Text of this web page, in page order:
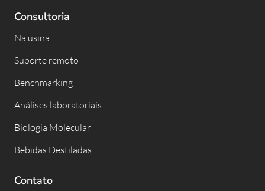
Consultoria
Na usina
Suporte remoto
Benchmarking
Análises laboratoriais
Biologia Molecular
Bebidas Destiladas
Contato